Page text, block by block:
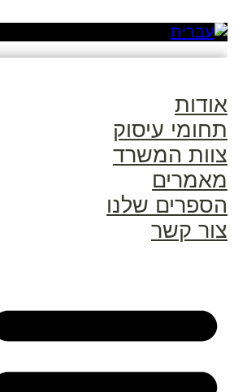
אודות
תחומי עיסוק
צוות המשרד
מאמרים
הספרים שלנו
צור קשר